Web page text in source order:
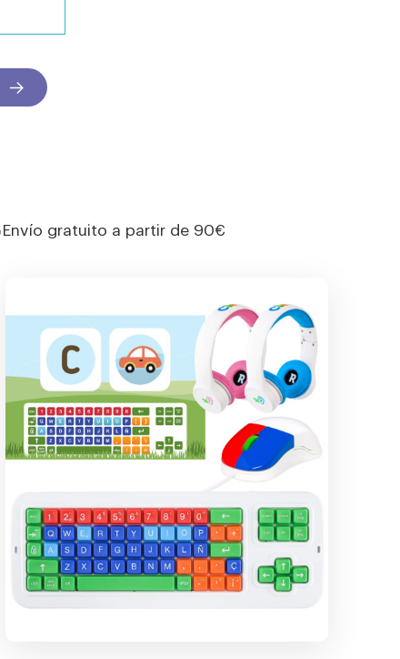
Envío gratuito a partir de 90€